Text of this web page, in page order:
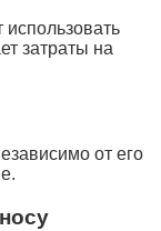
затраты на
от его